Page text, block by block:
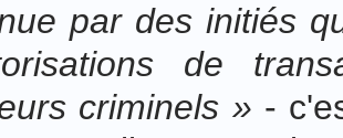
par des initiés
de
criminels » -